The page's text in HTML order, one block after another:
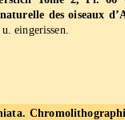
des oiseaux
eingerissen.